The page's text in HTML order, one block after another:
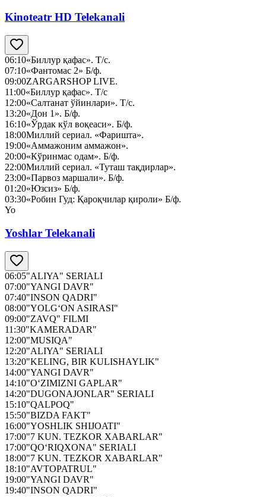
Kinoteatr HD Telekanali
06:10«Биллур қафас». Т/с.
07:10«Фантомас 2» Б/ф.
09:00ZARGARSHOP LIVE.
11:00«Биллур қафас». Т/с
12:00«Салтанат ўйинлари». Т/с.
13:20«Дон 1». Б/ф.
16:10«Ўрдак кўл воқеаси». Б/ф.
18:00Миллий сериал. «Фаришта».
19:00«Аммажоним аммажон».
20:00«Кўринмас одам». Б/ф.
22:00Миллий сериал. «Туташ тақдирлар».
23:00«Парвоз маршали». Б/ф.
01:20«Юзсиз» Б/ф.
03:30«Робин Гуд: Қароқчилар қироли» Б/ф.
Yo
Yoshlar Telekanali
06:05"ALIYA" SERIALI
07:00"YANGI DAVR"
07:40"INSON QADRI"
08:00"YOLG‘ON ASIRASI"
09:00"ZAVQ" FILMI
11:30"KAMERADAR"
12:00"MUSIQA"
12:20"ALIYA" SERIALI
13:20"KELING, BIR KULISHAYLIK"
14:00"YANGI DAVR"
14:10"O‘ZIMIZNI GAPLAR"
14:20"DUGONAJONLAR" SERIALI
15:10"QALPOQ"
15:50"BIZDA FAKT"
16:00"YOSHLIK SHIJOATI"
17:00"7 KUN. TEZKOR XABARLAR"
17:00"QO‘RIQXONA" SERIALI
18:00"7 KUN. TEZKOR XABARLAR"
18:10"AVTOPATRUL"
19:00"YANGI DAVR"
19:40"INSON QADRI"